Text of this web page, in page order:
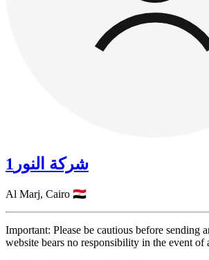
شركة النور1
Al Marj, Cairo 🇪🇬
Important: Please be cautious before sending
website bears no responsibility in the event of